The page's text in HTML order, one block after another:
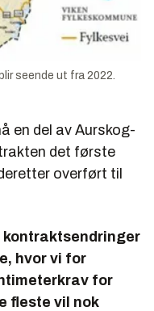
seende ut fra 2022.
en del av Aurskog-
det første
overført til
kontraktsendringer
hvor vi for
for
fleste vil nok